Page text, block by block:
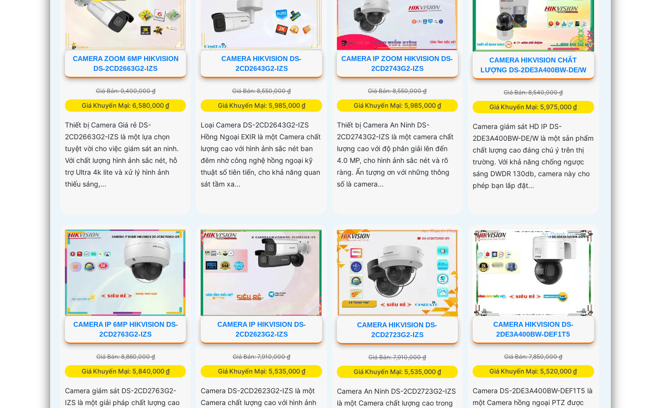
CAMERA ZOOM 6MP HIKVISION
DS-2CD2663G2-IZS
Giá Bán: 9,400,000 ₫
Giá Khuyến Mại: 6,580,000 ₫
Thiết bị Camera Giá rẻ DS-
2CD2663G2-IZS là một lựa chọn
tuyệt vời cho việc giám sát an ninh.
Với chất lượng hình ảnh sắc nét, hỗ
trợ Ultra 4k lite và xử lý hình ảnh
thiếu sáng,...
CAMERA HIKVISION DS-
2CD2643G2-IZS
Giá Bán: 8,550,000 ₫
Giá Khuyến Mại: 5,985,000 ₫
Loại Camera DS-2CD2643G2-IZS
Hồng Ngoại EXIR là một Camera chất
lượng cao với hình ảnh sắc nét ban
đêm nhờ công nghệ hồng ngoại kỹ
thuật số tiên tiến, cho khả năng quan
sát tầm xa...
CAMERA IP ZOOM HIKVISION DS-
2CD2743G2-IZS
Giá Bán: 8,550,000 ₫
Giá Khuyến Mại: 5,985,000 ₫
Thiết bị Camera An Ninh DS-
2CD2743G2-IZS là một camera chất
lượng cao với độ phân giải lên đến
4.0 MP, cho hình ảnh sắc nét và rõ
ràng. Ấn tượng ơn với những thông
số là camera...
CAMERA HIKVISION CHẤT
LƯỢNG DS-2DE3A400BW-DE/W
Giá Bán: 8,540,000 ₫
Giá Khuyến Mại: 5,975,000 ₫
Camera giám sát HD IP DS-
2DE3A400BW-DE/W là một sản phẩm
chất lượng cao đáng chú ý trên thị
trường. Với khả năng chống ngược
sáng DWDR 130db, camera này cho
phép bạn lắp đặt...
CAMERA IP 6MP HIKVISION DS-
2CD2763G2-IZS
Giá Bán: 8,860,000 ₫
Giá Khuyến Mại: 5,840,000 ₫
Camera giám sát DS-2CD2763G2-
IZS là một giải pháp chất lượng cao
CAMERA IP HIKVISION DS-
2CD2623G2-IZS
Giá Bán: 7,910,000 ₫
Giá Khuyến Mại: 5,535,000 ₫
Camera DS-2CD2623G2-IZS là một
Camera chất lượng cao với hình ảnh
CAMERA HIKVISION DS-
2CD2723G2-IZS
Giá Bán: 7,910,000 ₫
Giá Khuyến Mại: 5,535,000 ₫
Camera An Ninh DS-2CD2723G2-IZS
là một Camera chất lượng cao trong
CAMERA HIKVISION DS-
2DE3A400BW-DEF1T5
Giá Bán: 7,850,000 ₫
Giá Khuyến Mại: 5,520,000 ₫
Camera DS-2DE3A400BW-DEF1T5 là
một Camera hồng ngoại PTZ được